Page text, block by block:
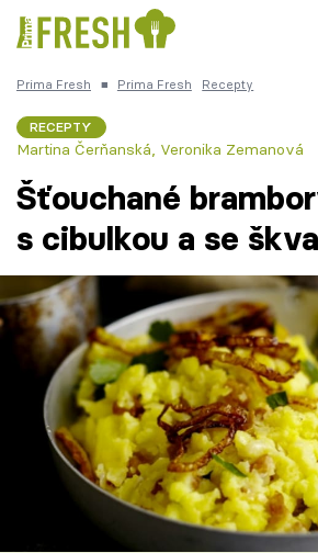
Česká kuchyně Čokoláda
Témata
Recepty
Články
TV Program
Škola vaření
Prima Fresh ■ Prima Fresh Recepty
RECEPTY
Martina Čerňanská Veronika Zemanová
Šťouchané
s cibulkou a se